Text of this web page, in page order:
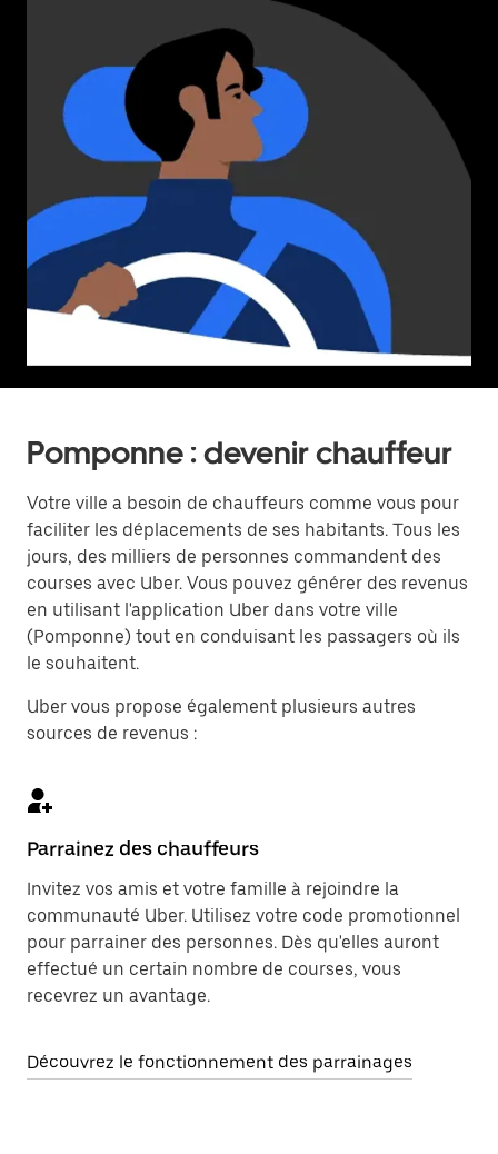
Pomponne : devenir chauffeur
Votre ville a besoin de chauffeurs comme vous pour
faciliter les déplacements de ses habitants. Tous les
jours, des milliers de personnes commandent des
courses avec Uber. Vous pouvez générer des revenus
en utilisant l'application Uber dans votre ville
(Pomponne) tout en conduisant les passagers où ils
le souhaitent.
Uber vous propose également plusieurs autres
sources de revenus :
Parrainez des chauffeurs
Invitez vos amis et votre famille à rejoindre la
communauté Uber. Utilisez votre code promotionnel
pour parrainer des personnes. Dès qu'elles auront
effectué un certain nombre de courses, vous
recevrez un avantage.
Découvrez le fonctionnement des parrainages